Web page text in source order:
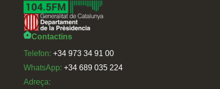
Contactins
Telefon: +34 973 34 91 00
WhatsApp: +34 689 035 224
Adreça: